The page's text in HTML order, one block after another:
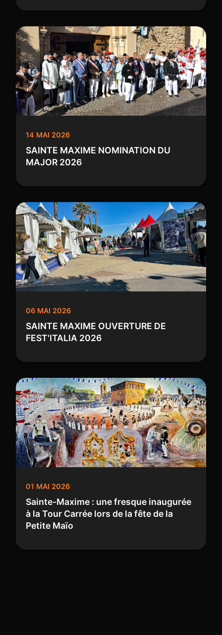
14 MAI 2026
SAINTE MAXIME NOMINATION DU
MAJOR 2026
06 MAI 2026
SAINTE MAXIME OUVERTURE DE
FEST'ITALIA 2026
01 MAI 2026
Sainte-Maxime : une fresque inaugurée
à la Tour Carrée lors de la fête de la
Petite Maïo